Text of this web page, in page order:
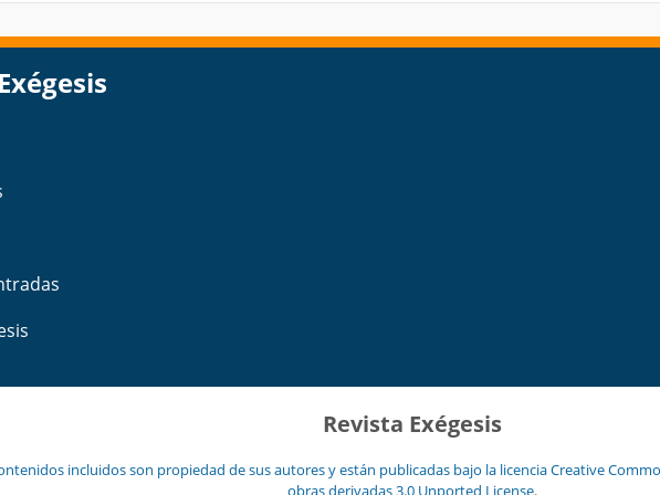
Revista Exégesis
incluidos son propiedad de sus autores y están publicadas bajo la licenciaCreative
obras derivadas 3.0 Unported License.